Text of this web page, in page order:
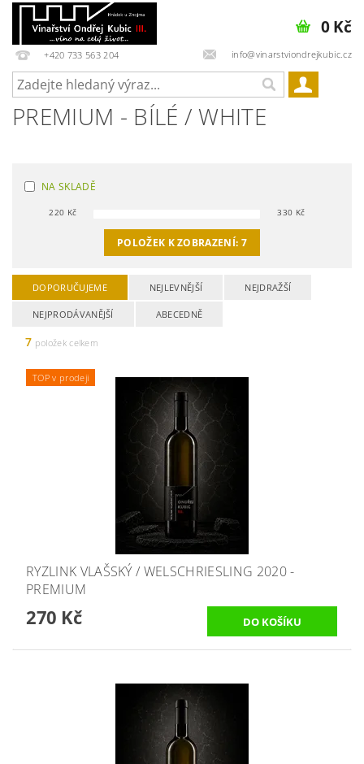
+420 733 563 204 info@vinarstviondrejkubic.cz
0 Kč
PREMIUM - BÍLÉ / WHITE
NA SKLADĚ
220 Kč 330 Kč
POLOŽEK K ZOBRAZENÍ: 7
DOPORUČUJEME NEJLEVNĚJŠÍ NEJDRAŽŠÍ
NEJPRODÁVANĚJŠÍ ABECEDNĚ
7 položek celkem
TOP v prodeji
RYZLINK VLAŠSKÝ / WELSCHRIESLING 2020 -
PREMIUM
270 Kč